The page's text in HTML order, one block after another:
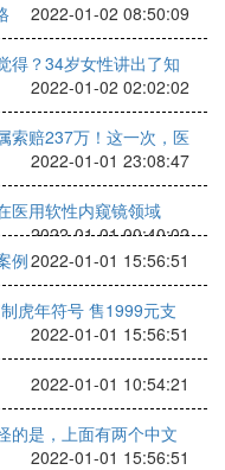
2022-01-02 08:50:09
得？34岁女性讲出了知
2022-01-02 02:02:02
索赔237万！这一次，医
2022-01-01 23:08:47
医用软性内窥镜领域
2022-01-01 00:40:02
例2022-01-01 15:56:51
虎年符号 售1999元支
2022-01-01 15:56:51
2022-01-01 10:54:21
的是，上面有两个中文
2022-01-01 15:56:51